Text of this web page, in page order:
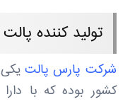
تولید کننده
شرکت پارس پالتیکی
کشور بوده که با